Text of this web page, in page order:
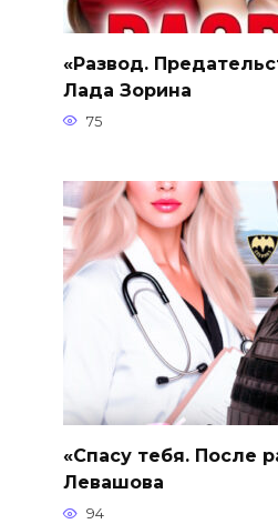
«Развод.
Лада Зорина
75
«Спасу тебя. После
Левашова
94